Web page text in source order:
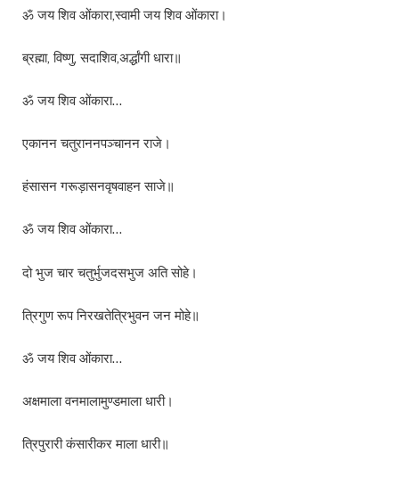
ॐ जय शिव ओंकारा,स्वामी जय शिव ओंकारा।
ब्रह्मा, विष्णु, सदाशिव,अर्द्धांगी धारा॥
ॐ जय शिव ओंकारा…
एकानन चतुराननपञ्चानन राजे।
हंसासन गरूड़ासनवृषवाहन साजे॥
ॐ जय शिव ओंकारा…
दो भुज चार चतुर्भुजदसभुज अति सोहे।
त्रिगुण रूप निरखतेत्रिभुवन जन मोहे॥
ॐ जय शिव ओंकारा…
अक्षमाला वनमालामुण्डमाला धारी।
त्रिपुरारी कंसारीकर माला धारी॥